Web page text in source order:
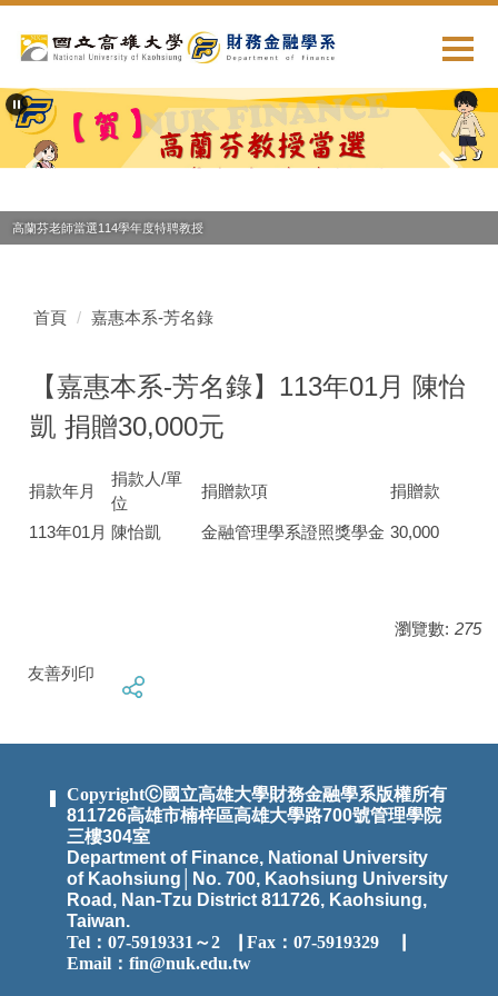
到
要
內
區
高蘭芬老師當選114學年度特聘教授
首頁 嘉惠本系-芳名錄
【嘉惠本系-芳名錄】113年01月 陳怡
凱 捐贈30,000元
捐款年月
捐款人/單
位
捐贈款項 捐贈款
113年01月 陳怡凱 金融管理學系證照獎學金 30,000
瀏覽數: 275
友善列印
CopyrightⒸ國立高雄大學財務金融學系版權所有
811726高雄市楠梓區高雄大學路700號管理學院
三樓304室
Department of Finance, National University
of Kaohsiung│No. 700, Kaohsiung University
Road, Nan-Tzu District 811726, Kaohsiung,
Taiwan.
Tel：07-5919331～2
Fax：07-5919329 ▕
Email： fin@nuk.edu.tw